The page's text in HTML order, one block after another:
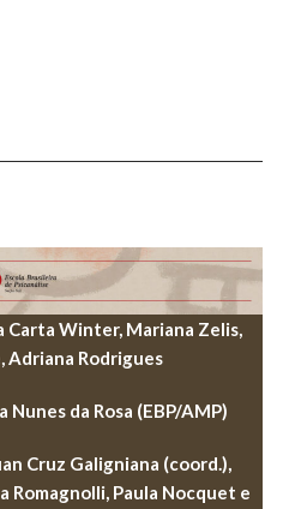
Carta Winter, Mariana Zelis,
Adriana Rodrigues
Nunes da Rosa (EBP/AMP)
Cruz Galigniana (coord.),
Romagnolli, Paula Nocquet e